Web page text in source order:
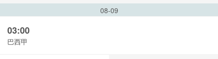
08-09
03:00
巴西甲